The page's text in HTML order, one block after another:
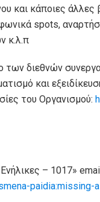
και κάποιες
spots,
κ.λ.π
διεθνών
και
του Οργανισμού:
– 1017»
paidia:missing-